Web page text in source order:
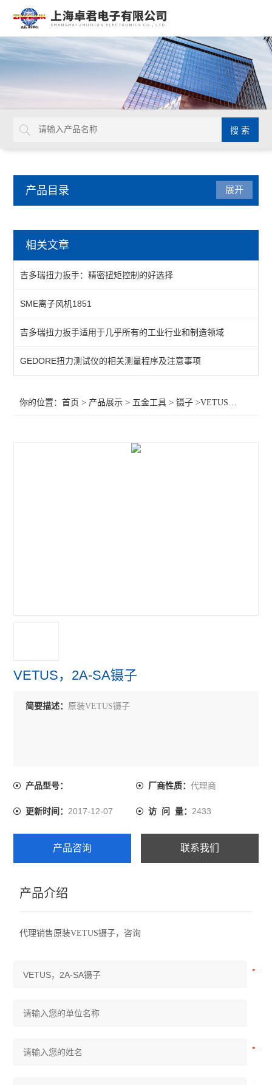
产品目录
镊子
钳子
扳手
KENTA（克恩达专区）
查看全部 >>
展开
相关文章
吉多瑞扭力扳手：精密扭矩控制的好选择
SME离子风机1851
吉多瑞扭力扳手适用于几乎所有的工业行业和制造领域
GEDORE扭力测试仪的相关测量程序及注意事项
你的位置：首页 > 产品展示 > 五金工具 >镊子 >VETUS，2A-SA镊子
VETUS，2A-SA镊子
简要描述： 原装VETUS镊子
产品型号： 厂商性质： 代理商
更新时间：2017-12-07 访 问 量： 2433
产品咨询 联系我们
产品介绍
代理销售原装VETUS镊子，咨询